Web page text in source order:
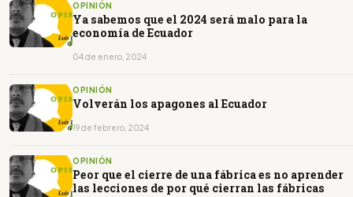
OPINIÓN
Ya sabemos que el 2024 será malo para la
economía de Ecuador
04 de enero, 2024
OPINIÓN
Volverán los apagones al Ecuador
19 de febrero, 2024
OPINIÓN
Peor que el cierre de una fábrica es no aprender
las lecciones de por qué cierran las fábricas